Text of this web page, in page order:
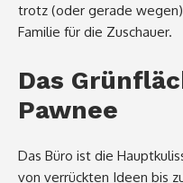
trotz (oder gerade
Familie für die Zuschauer.
Das
Pawnee
Das Büro ist die
von verrückten Ideen bis